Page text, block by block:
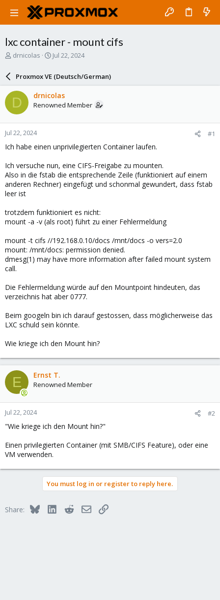
lxc container - mount cifs
T
a
d
s
t
a
r
t
e
drnicolas
S
a
r
d
a
e
Jul 22, 2024
Proxmox VE (Deutsch/German)
D drnicolas
Renowned Member
Jul 22, 2024 #1
Ich habe einen unprivilegierten Container laufen.
Ich versuche nun, eine CIFS-Freigabe zu mounten.
Also in die fstab die entsprechende Zeile (funktioniert auf einem
anderen Rechner) eingefügt und schonmal gewundert, dass fstab
leer ist
trotzdem funktioniert es nicht:
mount -a -v (als root) führt zu einer Fehlermeldung
mount -t cifs //192.168.0.10/docs /mnt/docs -o vers=2.0
mount: /mnt/docs: permission denied.
dmesg(1) may have more information after failed mount system
call.
Die Fehlermeldung würde auf den Mountpoint hindeuten, das
verzeichnis hat aber 0777.
Beim googeln bin ich darauf gestossen, dass möglicherweise das
LXC schuld sein könnte.
Wie kriege ich den Mount hin?
E Ernst T.
Renowned Member
Jul 22, 2024 #2
"Wie kriege ich den Mount hin?"
Einen privilegierten Container (mit SMB/CIFS Feature), oder eine
VM verwenden.
You must log in or register to reply here.
Share: BlueskyLinkedInRedditEmailLink